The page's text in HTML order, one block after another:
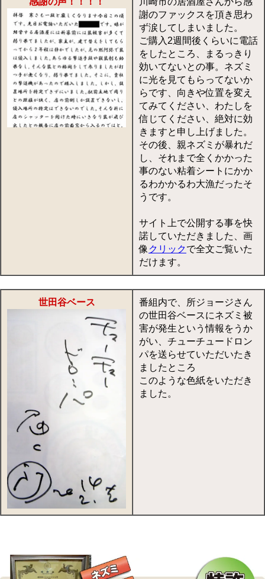
謝のファックスを頂き思わ
ず涙してしまいました。
ご購入2週間後くらいに電話
をしたところ、まるっきり
効いてないとの事。ネズミ
に光を見てもらってないか
らです、向きや位置を変え
てみてください、わたしを
信じてください、絶対に効
きますと申し上げました。
その後、親ネズミが暴れだ
し、それまで全くかかった
事のない粘着シートにかか
るわかかるわ大漁だったそ
うです。
サイト上で公開する事を快
諾していただきました、画
像 クリックで全文ご覧いた
だけます。
世田谷ベース
番組内で、所ジョージさん
の世田谷ベースにネズミ被
害が発生という情報をうか
がい、チューチュードロン
パを送らせていただいたき
ましたところ
このような色紙をいただき
ました。